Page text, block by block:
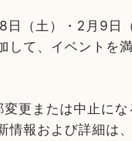
（土）・2月9日
して、イベントを
更または中止にな
情報および詳細は